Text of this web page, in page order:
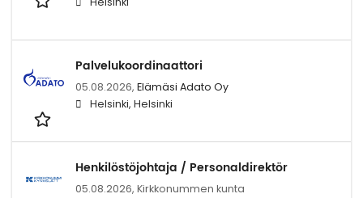
Palvelukoordinaattori
05.08.2026, Elämäsi Adato Oy
Helsinki, Helsinki
Henkilöstöjohtaja / Personaldirektör
05.08.2026, Kirkkonummen kunta